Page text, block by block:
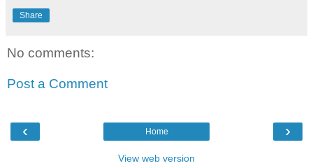
Share
No comments:
Post a Comment
‹ ›
Home
View web version